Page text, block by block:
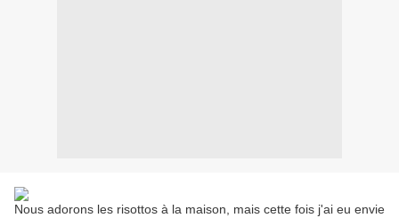
Nous adorons les risottos à la maison, mais cette fois j'ai eu envie